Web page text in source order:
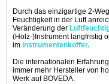
Durch das einzigartige 2-
Feuchtigkeit in der Luft
Veränderung der
(Holz-)Instrument langfristig
im Instrumentenkoffer.
Die internationalen
immer mehr Hersteller von
Werk auf BOVEDA.